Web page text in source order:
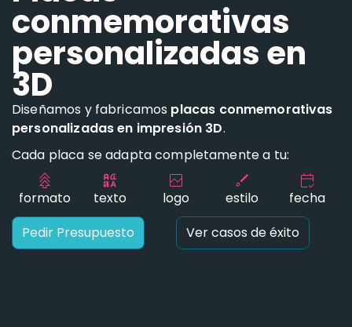
conmemorativas
personalizadas en
3D
Diseñamos y fabricamos placas conmemorativas
personalizadas en impresión 3D.
Cada placa se adapta completamente a tu:
formato texto logo estilo
fecha
Pedir Presupuesto
Ver casos de éxito